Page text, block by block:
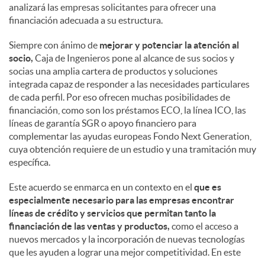
analizará las empresas solicitantes para ofrecer una
financiación adecuada a su estructura.
Siempre con ánimo de mejorar y potenciar la atención al
socio, Caja de Ingenieros pone al alcance de sus socios y
socias una amplia cartera de productos y soluciones
integrada capaz de responder a las necesidades particulares
de cada perfil. Por eso ofrecen muchas posibilidades de
financiación, como son los préstamos ECO, la línea ICO, las
líneas de garantía SGR o apoyo financiero para
complementar las ayudas europeas Fondo Next Generation,
cuya obtención requiere de un estudio y una tramitación muy
específica.
Este acuerdo se enmarca en un contexto en el que es
especialmente necesario para las empresas encontrar
líneas de crédito y servicios que permitan tanto la
financiación de las ventas y productos, como el acceso a
nuevos mercados y la incorporación de nuevas tecnologías
que les ayuden a lograr una mejor competitividad. En este